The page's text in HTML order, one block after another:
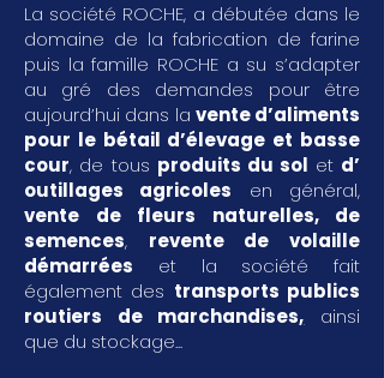
La société ROCHE, a débutée dans le
domaine de la fabrication de farine
puis la famille ROCHE a su s’adapter
au gré des demandes pour être
aujourd’hui dans la vente d’aliments
pour le bétail d’élevage et basse
cour, de tous produits du sol et d’
outillages agricoles en général,
vente de fleurs naturelles, de
semences, revente de volaille
démarrées et la société fait
également des transports publics
routiers de marchandises, ainsi
que du stockage...